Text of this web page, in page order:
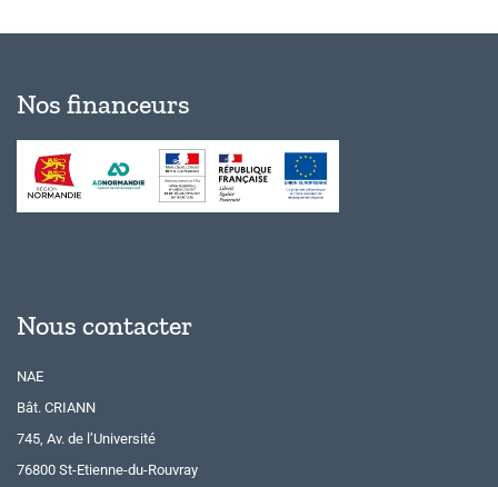
Nos financeurs
Nous contacter
NAE
Bât. CRIANN
745, Av. de l’Université
76800 St-Etienne-du-Rouvray